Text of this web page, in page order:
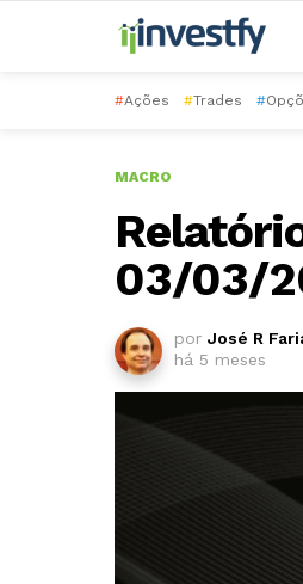
#Ações #Trades #
MACRO
03/03/
por José R
há 5 meses